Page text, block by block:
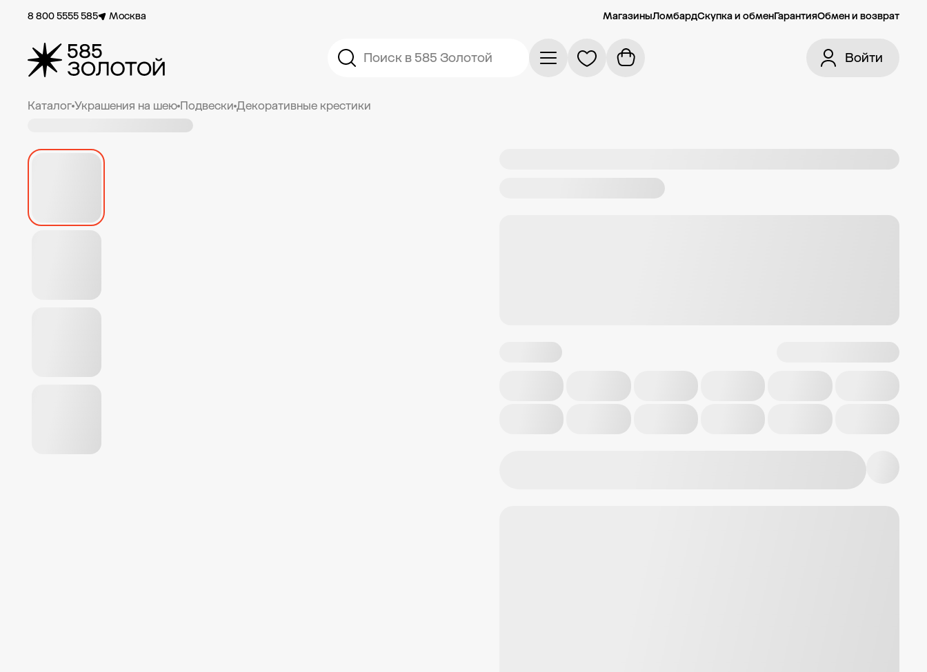
8 800 5555 585 Москва МагазиныЛомбардСкупка и обменГарантияОбмен и возврат
Поиск в 585 Золотой Войти
Каталог Украшения на шею Подвески Декоративные крестики